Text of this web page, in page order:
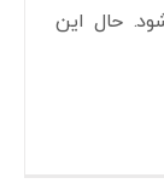
حال این